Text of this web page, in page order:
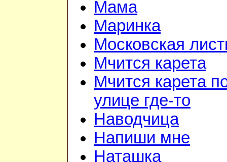
Мама
Маринка
Московская
Мчится карета
Мчится карета
улице где-то
Наводчица
Напиши мне
Наташка